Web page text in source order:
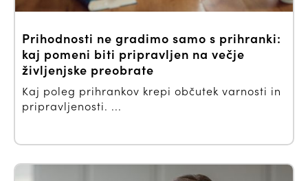
Prihodnosti ne gradimo samo s prihranki:
kaj pomeni biti pripravljen na večje
življenjske preobrate
Kaj poleg prihrankov krepi občutek varnosti in
pripravljenosti. ...